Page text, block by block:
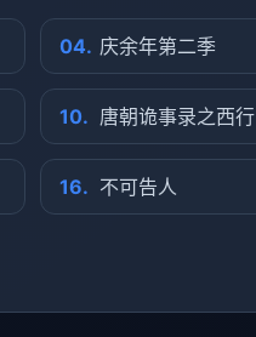
04. 庆余年第二季
10. 唐朝诡事录之西行
16. 不可告人